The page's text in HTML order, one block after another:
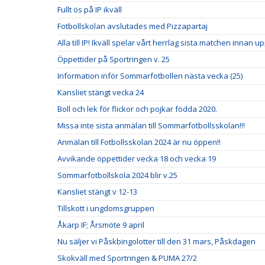
Fullt ös på IP ikväll
Fotbollskolan avslutades med Pizzapartaj
Alla till IP! Ikväll spelar vårt herrlag sista matchen innan
Öppettider på Sportringen v. 25
Information inför Sommarfotbollen nästa vecka (25)
Kansliet stängt vecka 24
Boll och lek för flickor och pojkar födda 2020.
Missa inte sista anmälan till Sommarfotbollsskolan!!!
Anmälan till Fotbollsskolan 2024 är nu öppen!!
Avvikande öppettider vecka 18 och vecka 19
Sommarfotbollskola 2024 blir v.25
Kansliet stängt v 12-13
Tillskott i ungdomsgruppen
Åkarp IF; Årsmöte 9 april
Nu säljer vi Påskbingolotter till den 31 mars, Påskdagen
Skokväll med Sportringen & PUMA 27/2